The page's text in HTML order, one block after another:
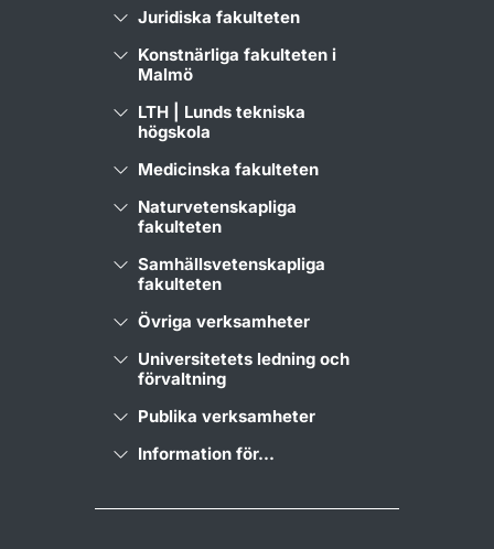
Juridiska fakulteten
Konstnärliga fakulteten i
Malmö
LTH | Lunds tekniska
högskola
Medicinska fakulteten
Naturvetenskapliga
fakulteten
Samhällsvetenskapliga
fakulteten
Övriga verksamheter
Universitetets ledning och
förvaltning
Publika verksamheter
Information för...